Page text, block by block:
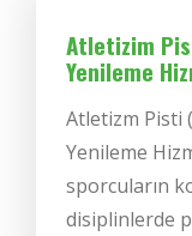
Atletizim
Yenileme
Atletizm Pisti
Yenileme
sporcuların
disiplinlerde